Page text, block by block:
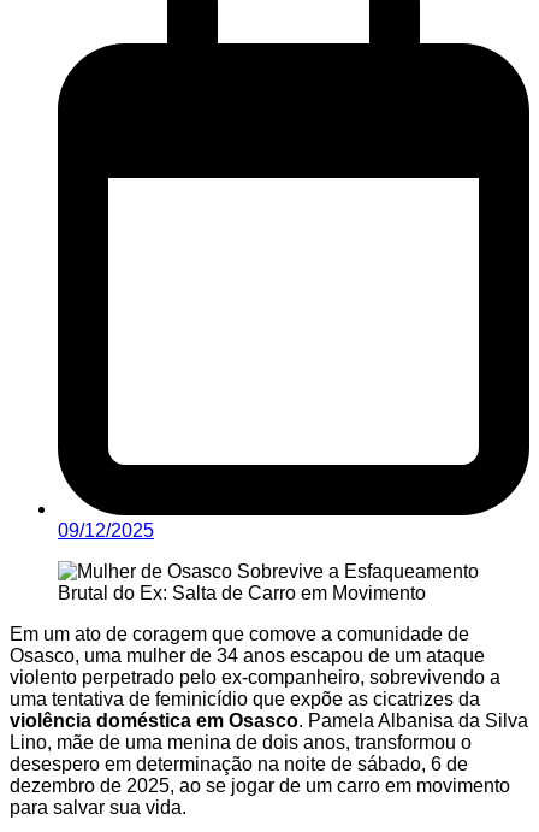
09/12/2025
Em um ato de coragem que comove a comunidade de
Osasco, uma mulher de 34 anos escapou de um ataque
violento perpetrado pelo ex-companheiro, sobrevivendo a
uma tentativa de feminicídio que expõe as cicatrizes da
violência doméstica em Osasco. Pamela Albanisa da Silva
Lino, mãe de uma menina de dois anos, transformou o
desespero em determinação na noite de sábado, 6 de
dezembro de 2025, ao se jogar de um carro em movimento
para salvar sua vida.